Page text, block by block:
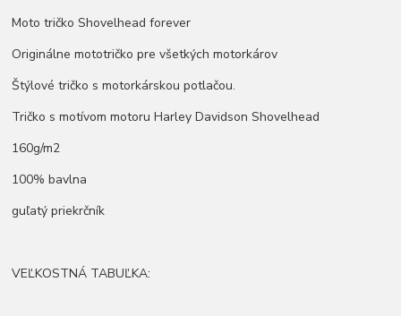
Moto tričko Shovelhead forever
Originálne mototričko pre všetkých motorkárov
Štýlové tričko s motorkárskou potlačou.
Tričko s motívom motoru Harley Davidson Shovelhead
160g/m2
100% bavlna
guľatý priekrčník
VEĽKOSTNÁ TABUĽKA: